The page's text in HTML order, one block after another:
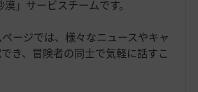
」サービスチームです。
ージでは、様々なニュースやキャ
き、冒険者の同士で気軽に話すこ